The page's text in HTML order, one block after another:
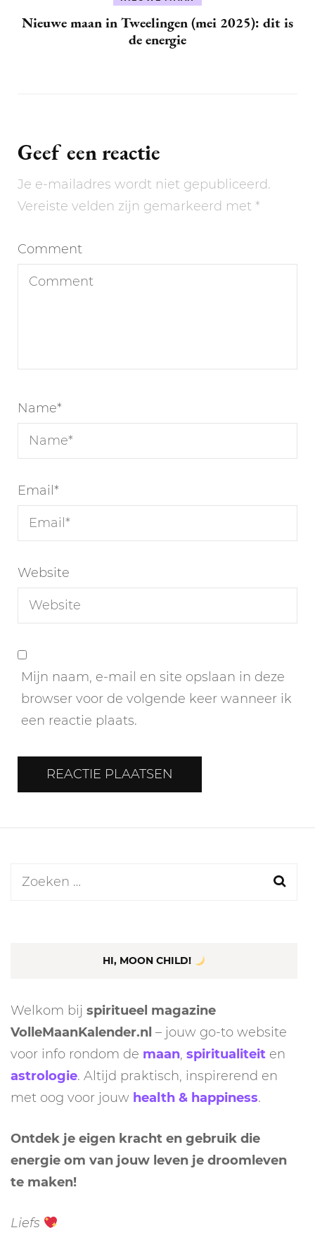
Nieuwe maan in Tweelingen (mei 2025): dit is
de energie
Geef een reactie
Je e-mailadres wordt niet gepubliceerd.
Vereiste velden zijn gemarkeerd met *
Comment
Name*
Email *
Website
Mijn naam, e-mail en site opslaan in deze
browser voor de volgende keer wanneer ik
een reactie plaats.
Zoeken
HI, MOON CHILD!
Welkom bij spiritueel magazine
VolleMaanKalender.nl – jouw go-to website
voor info rondom de maan, spiritualiteit en
astrologie. Altijd praktisch, inspirerend en
met oog voor jouw health & happiness.
Ontdek je eigen kracht en gebruik die
energie om van jouw leven je droomleven
te maken!
Liefs